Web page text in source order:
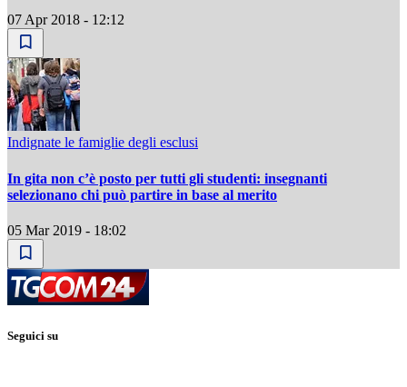
07 Apr 2018 - 12:12
Indignate le famiglie degli esclusi
In gita non c’è posto per tutti gli studenti: insegnanti
selezionano chi può partire in base al merito
05 Mar 2019 - 18:02
Seguici su